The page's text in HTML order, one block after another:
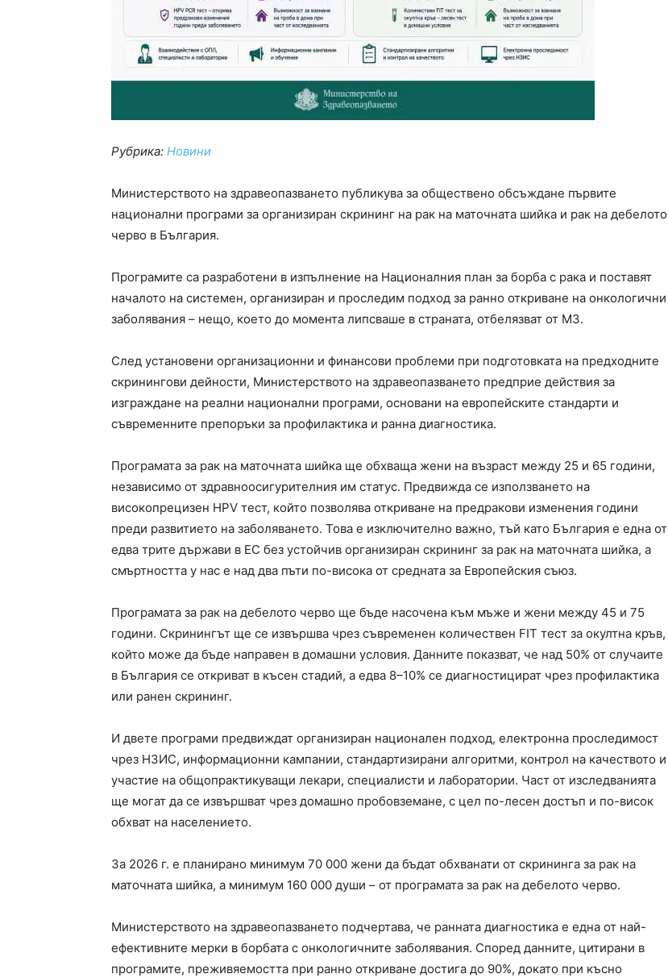
Рубрика: Новини
Министерството на здравеопазването публикува за обществено обсъждане първите
национални програми за организиран скрининг на рак на маточната шийка и рак на дебелото
черво в България.
Програмите са разработени в изпълнение на Националния план за борба с рака и поставят
началото на системен, организиран и проследим подход за ранно откриване на онкологични
заболявания – нещо, което до момента липсваше в страната, отбелязват от МЗ.
След установени организационни и финансови проблеми при подготовката на предходните
скринингови дейности, Министерството на здравеопазването предприе действия за
изграждане на реални национални програми, основани на европейските стандарти и
съвременните препоръки за профилактика и ранна диагностика.
Програмата за рак на маточната шийка ще обхваща жени на възраст между 25 и 65 години,
независимо от здравноосигурителния им статус. Предвижда се използването на
високопрецизен HPV тест, който позволява откриване на предракови изменения години
преди развитието на заболяването. Това е изключително важно, тъй като България е една от
едва трите държави в ЕС без устойчив организиран скрининг за рак на маточната шийка, а
смъртността у нас е над два пъти по-висока от средната за Европейския съюз.
Програмата за рак на дебелото черво ще бъде насочена към мъже и жени между 45 и 75
години. Скринингът ще се извършва чрез съвременен количествен FIT тест за окултна кръв,
който може да бъде направен в домашни условия. Данните показват, че над 50% от случаите
в България се откриват в късен стадий, а едва 8–10% се диагностицират чрез профилактика
или ранен скрининг.
И двете програми предвиждат организиран национален подход, електронна проследимост
чрез НЗИС, информационни кампании, стандартизирани алгоритми, контрол на качеството и
участие на общопрактикуващи лекари, специалисти и лаборатории. Част от изследванията
ще могат да се извършват чрез домашно пробовземане, с цел по-лесен достъп и по-висок
обхват на населението.
За 2026 г. е планирано минимум 70 000 жени да бъдат обхванати от скрининга за рак на
маточната шийка, а минимум 160 000 души – от програмата за рак на дебелото черво.
Министерството на здравеопазването подчертава, че ранната диагностика е една от най-
ефективните мерки в борбата с онкологичните заболявания. Според данните, цитирани в
програмите, преживяемостта при ранно откриване достига до 90%, докато при късно